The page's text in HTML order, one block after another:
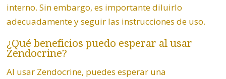
interno. Sin embargo, es importante diluirlo
adecuadamente y seguir las instrucciones de uso.
¿Qué beneficios puedo esperar al usar
Zendocrine?
Al usar Zendocrine, puedes esperar una